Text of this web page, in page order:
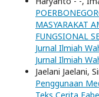
MASYARAKAT
FUNGSIONAL
Jurnal Ilmiah
Jurnal Ilmiah
Jaelani Jaelani,
Penggunaan
Teks Cerita